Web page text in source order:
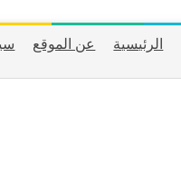
الرئيسية عن الموقع